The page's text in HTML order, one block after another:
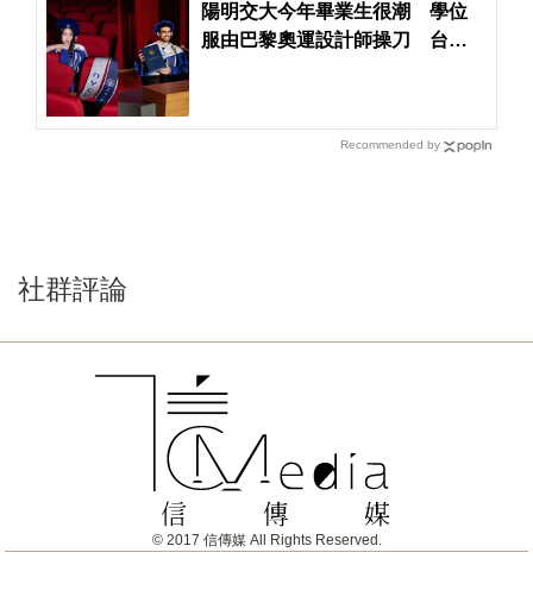
陽明交大今年畢業生很潮 學位
服由巴黎奧運設計師操刀 台大
Recommended by
社群評論
© 2017 信傳媒 All Rights Reserved.